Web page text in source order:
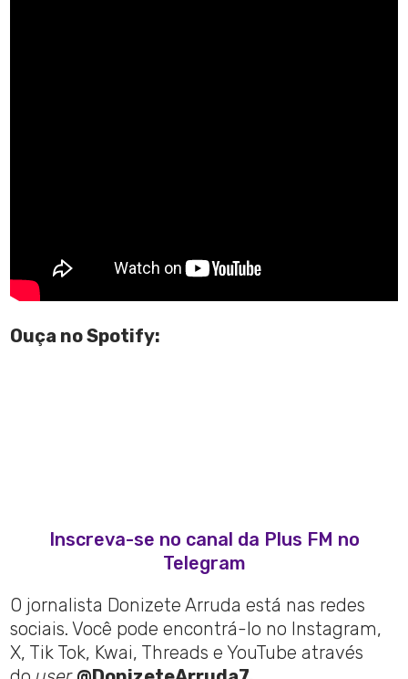
Ouça no Spotify:
Inscreva-se no canal da Plus FM no
Telegram
O jornalista Donizete Arruda está nas redes
sociais. Você pode encontrá-lo no Instagram,
X, Tik Tok, Kwai, Threads e YouTube através